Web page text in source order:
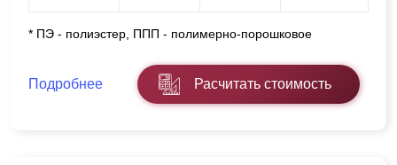
* ПЭ - полиэстер, ППП - полимерно-порошковое
Подробнее Расчитать стоимость